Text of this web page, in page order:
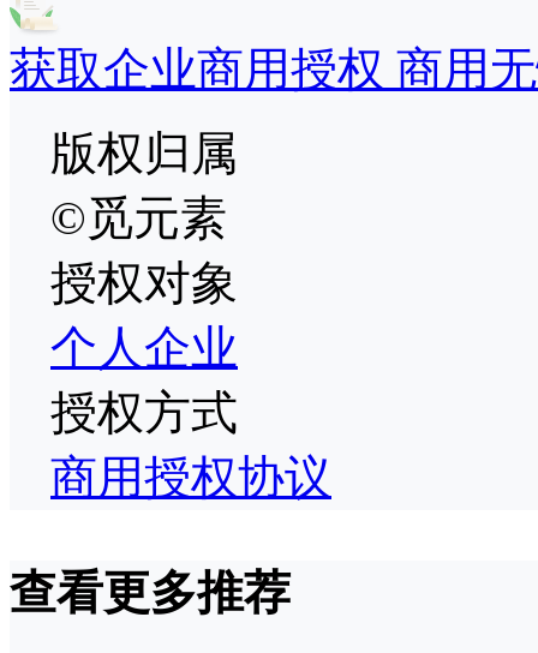
获取企业商用授权 商用
版权归属
©觅元素
授权对象
个人企业
授权方式
商用授权协议
查看更多推荐